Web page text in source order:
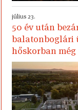
július 23.
50 év után
balatonboglári
hőskorban